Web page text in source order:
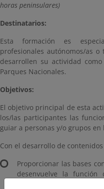
horas peninsulares)
Destinatarios:
Esta formación es
profesionales autónomos/as
desarrollen su actividad
Parques Nacionales.
Objetivos:
El objetivo principal de esta
los/las participantes las
guiar a personas y/o grupos
Con el desarrollo de
Proporcionar las bases
desenvuelve la